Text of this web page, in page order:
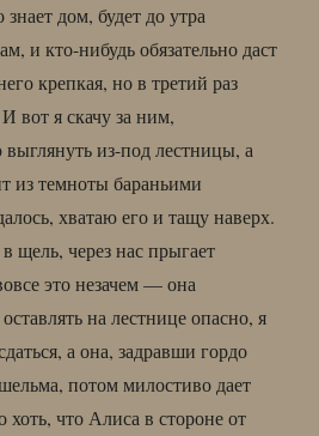
дом, будет до утра
и кто-нибудь обязательно даст
крепкая, но в третий раз
вот я скачу за ним,
из-под лестницы, а
из темноты бараньими
хватаю его и тащу наверх.
щель, через нас прыгает
это незачем — она
на лестнице опасно, я
а она, задравши гордо
потом милостиво дает
что Алиса в стороне от